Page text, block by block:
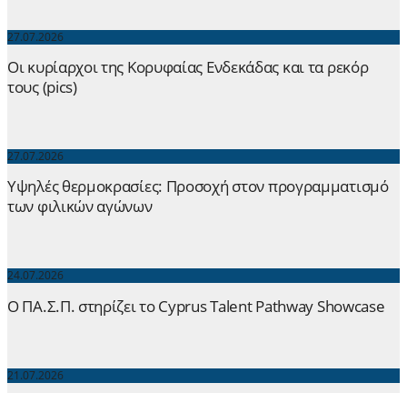
27.07.2026
Οι κυρίαρχοι της Κορυφαίας Ενδεκάδας και τα ρεκόρ
τους (pics)
27.07.2026
Yψηλές θερμοκρασίες: Προσοχή στον προγραμματισμό
των φιλικών αγώνων
24.07.2026
Ο ΠΑ.Σ.Π. στηρίζει το Cyprus Talent Pathway Showcase
21.07.2026